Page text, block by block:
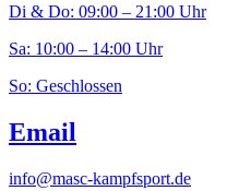
Di & Do: 09:00 – 21:00 Uhr
Sa: 10:00 – 14:00 Uhr
So: Geschlossen
Email
info@masc-kampfsport.de